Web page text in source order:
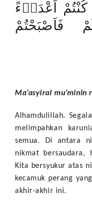
كُنْتُمْ اَعْدَاۤءً
فَاَصْبَحْتُمْ
Ma’asyiral mu’minin
Alhamdulillah.
melimpahkan
semua. Di antara
nikmat bersaudara,
Kita bersyukur atas
kecamuk perang
akhir-akhir ini.